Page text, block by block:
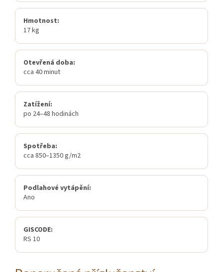
Hmotnost:
17 kg
Otevřená doba:
cca 40 minut
Zatížení:
po 24–48 hodinách
Spotřeba:
cca 850–1350 g/m2
Podlahové vytápění:
Ano
GISCODE:
RS 10